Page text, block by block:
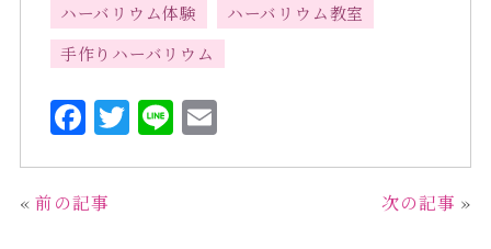
ハーバリウム体験
ハーバリウム教室
手作りハーバリウム
F
a
c
e
T
w
L
i
E
«前の記事 次の記事 »